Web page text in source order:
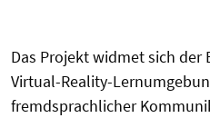
Das Projekt widmet sich
Virtual-Reality-
fremdsprachlicher